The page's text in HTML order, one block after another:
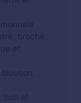
broche,
et
bob et